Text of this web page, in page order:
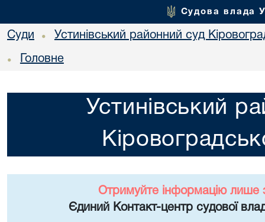
Судова влада
Суди • Устинівський районний суд
• Головне
Устинівський
Отримуйте інформацію лише
Єдиний Контакт-центр судової